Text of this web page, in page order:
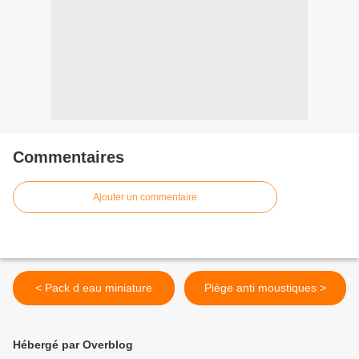
Commentaires
Ajouter un commentaire
< Pack d eau miniature Piège anti moustiques >
Hébergé par Overblog